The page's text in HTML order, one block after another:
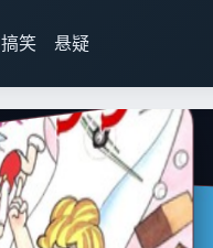
搞笑 悬疑